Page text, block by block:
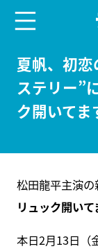
夏帆、初
ステリー”
ク開いてま
松田龍平主演
リュック開いて
本日2月13日（